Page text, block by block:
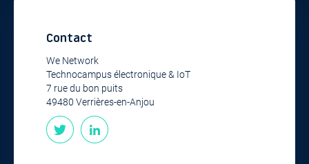
Contact
We Network
Technocampus électronique & IoT
7 rue du bon puits
49480 Verrières-en-Anjou